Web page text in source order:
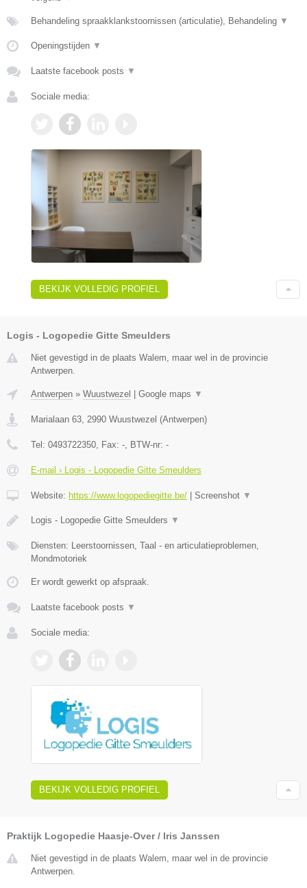
Behandeling spraakklankstoornissen (articulatie), Behandeling ▼
Openingstijden ▼
Laatste facebook posts ▼
Sociale media:
BEKIJK VOLLEDIG PROFIEL
Logis - Logopedie Gitte Smeulders
Niet gevestigd in de plaats Walem, maar wel in de provincie
Antwerpen.
Antwerpen » Wuustwezel | Google maps ▼
Marialaan 63 2990 Wuustwezel (Antwerpen)
Tel: 0493722350 , Fax: - , BTW-nr: -
E-mail › Logis - Logopedie Gitte Smeulders
Website: https://www.logopediegitte.be/ | Screenshot ▼
Logis - Logopedie Gitte Smeulders ▼
Diensten: Leerstoornissen, Taal - en articulatieproblemen,
Mondmotoriek
Er wordt gewerkt op afspraak.
Laatste facebook posts ▼
Sociale media:
BEKIJK VOLLEDIG PROFIEL
Praktijk Logopedie Haasje-Over / Iris Janssen
Niet gevestigd in de plaats Walem, maar wel in de provincie
Antwerpen.